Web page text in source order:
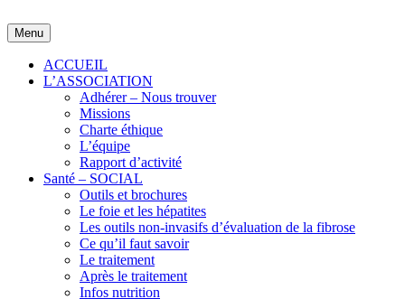
to
content
Menu
ACCUEIL
L’ASSOCIATION
Adhérer – Nous trouver
Missions
Charte éthique
L’équipe
Rapport d’activité
Santé – SOCIAL
Outils et brochures
Le foie et les hépatites
Les outils non-invasifs d’évaluation de la fibrose
Ce qu’il faut savoir
Le traitement
Après le traitement
Infos nutrition